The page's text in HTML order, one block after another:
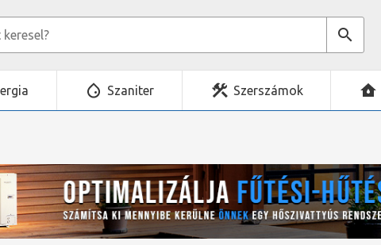
Szaniter Szerszámok